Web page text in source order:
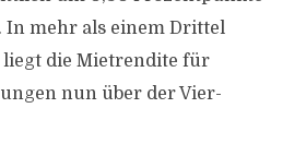
In mehr als einem Drittel
liegt die Mietrendite für
nun über der Vier-